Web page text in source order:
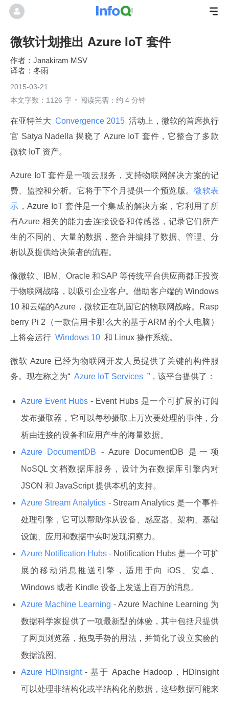
微软计划推出 Azure IoT 套件
Janakiram MSV
冬雨
2015-03-21
本文字数：1126 字
阅读完需：约 4 分钟
在亚特兰大 Convergence 2015 活动上，微软的首席执行
官 Satya Nadella 揭晓了 Azure IoT 套件，它整合了多款
微软 IoT 资产。
Azure IoT 套件是一项云服务，支持物联网解决方案的记
费、监控和分析。它将于下个月提供一个预览版。微软表
示 ，Azure IoT 套件是一个集成的解决方案，它利用了所
有Azure 相关的能力去连接设备和传感器，记录它们所产
生的不同的、大量的数据，整合并编排了数据、管理、分
析以及提供给决策者的流程。
像微软、IBM、Oracle 和SAP 等传统平台供应商都正投资
于物联网战略，以吸引企业客户。借助客户端的 Windows
10 和云端的Azure，微软正在巩固它的物联网战略。Rasp
berry Pi 2（一款信用卡那么大的基于ARM 的个人电脑）
上将会运行 Windows 10 和 Linux 操作系统。
微软 Azure 已经为物联网开发人员提供了关键的构件服
务。现在称之为“ Azure IoT Services ”，该平台提供了：
Azure Event Hubs - Event Hubs 是一个可扩展的订阅
发布摄取器，它可以每秒摄取上万次要处理的事件，分
析由连接的设备和应用产生的海量数据。
Azure DocumentDB - Azure DocumentDB 是一项
NoSQL 文档数据库服务，设计为在数据库引擎内对
JSON 和 JavaScript 提供本机的支持。
Azure Stream Analytics - Stream Analytics 是一个事件
处理引擎，它可以帮助你从设备、感应器、架构、基础
设施、应用和数据中实时发现洞察力。
Azure Notification Hubs - Notification Hubs 是一个可扩
展的移动消息推送引擎，适用于向 iOS、安卓、
Windows 或者 Kindle 设备上发送上百万的消息。
Azure Machine Learning - Azure Machine Learning 为
数据科学家提供了一项最新型的体验，其中包括只提供
了网页浏览器，拖曳手势的用法，并简化了设立实验的
数据流图。
Azure HDInsight - 基于 Apache Hadoop，HDInsight
可以处理非结构化或半结构化的数据，这些数据可能来